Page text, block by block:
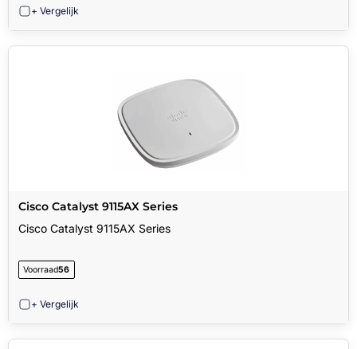
+ Vergelijk
Cisco Catalyst 9115AX Series
Cisco Catalyst 9115AX Series
Voorraad56
+ Vergelijk